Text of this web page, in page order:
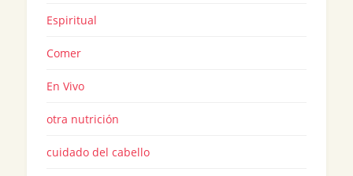
Espiritual
Comer
En Vivo
otra nutrición
cuidado del cabello